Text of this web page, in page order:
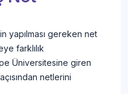
yapılması gereken net
farklılık
Üniversitesine giren
netlerini